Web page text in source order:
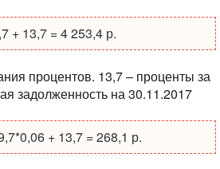
+ 13,7 = 4 253,4 р.
процентов. 13,7 – проценты за
задолженность на 30.11.2017
+ 13,7 = 268,1 р.